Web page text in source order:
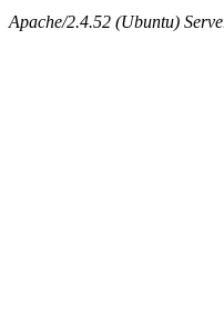
Apache/2.4.52 (Ubuntu)